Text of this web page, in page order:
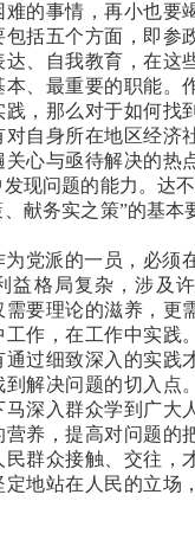
的事情，再小也要
括五个方面，即参
达、自我教育，在这
、最重要的职能。
，那么对于如何找
对自身所在地区经济
心与亟待解决的热
现问题的能力。达
献务实之策”的基本
为党派的一员，必须
益格局复杂，涉及
要理论的滋养，更
工作，在工作中实践
通过细致深入的实践
解决问题的切入点
马深入群众学到广大
养，提高对问题的
群众接触、交往，
定地站在人民的立场